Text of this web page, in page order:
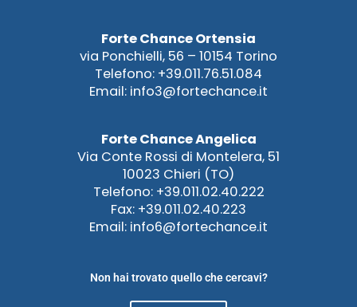
Forte Chance Ortensia
via Ponchielli, 56 – 10154 Torino
Telefono: +39.011.76.51.084
Email: info3@fortechance.it
Forte Chance Angelica
Via Conte Rossi di Montelera, 51
10023 Chieri (TO)
Telefono: +39.011.02.40.222
Fax: +39.011.02.40.223
Email: info6@fortechance.it
Non hai trovato quello che cercavi?